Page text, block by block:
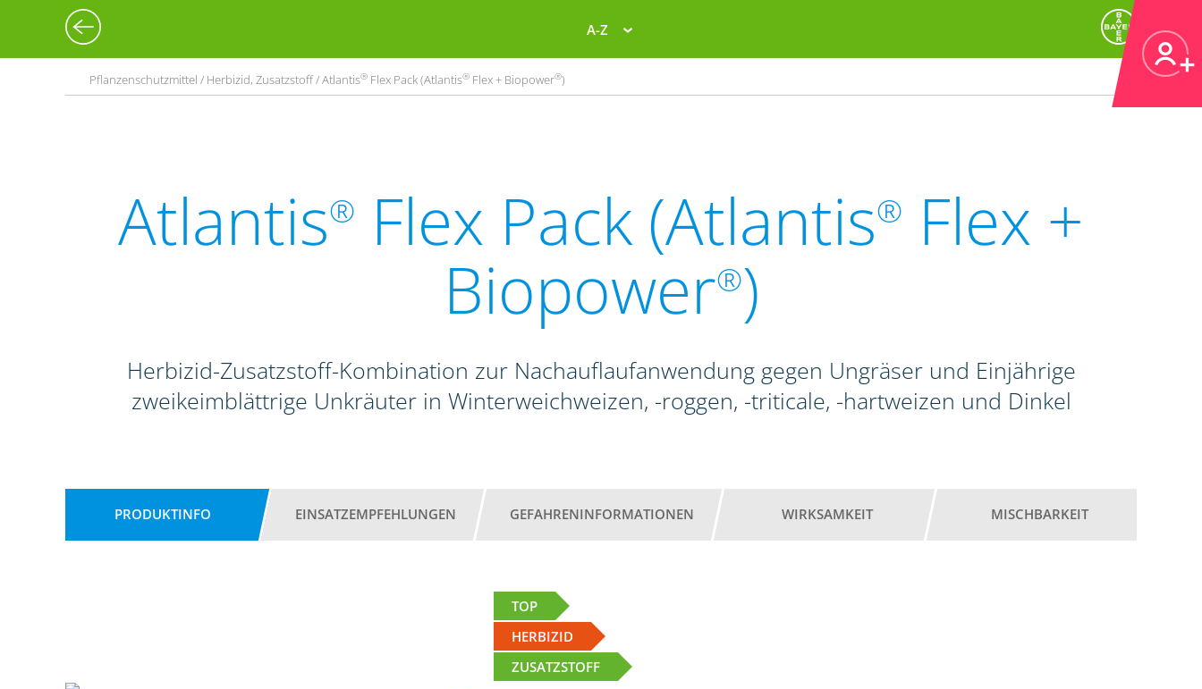
A-Z
Pflanzenschutzmittel / Herbizid, Zusatzstoff / Atlantis® Flex Pack (Atlantis® Flex + Biopower®)
Atlantis® Flex Pack (Atlantis® Flex +
Biopower®)
Herbizid-Zusatzstoff-Kombination zur Nachauflaufanwendung gegen Ungräser und Einjährige
zweikeimblättrige Unkräuter in Winterweichweizen, -roggen, -triticale, -hartweizen und Dinkel
PRODUKTINFO EINSATZEMPFEHLUNGEN GEFAHRENINFORMATIONEN WIRKSAMKEIT MISCHBARKEIT
TOP
HERBIZID
ZUSATZSTOFF